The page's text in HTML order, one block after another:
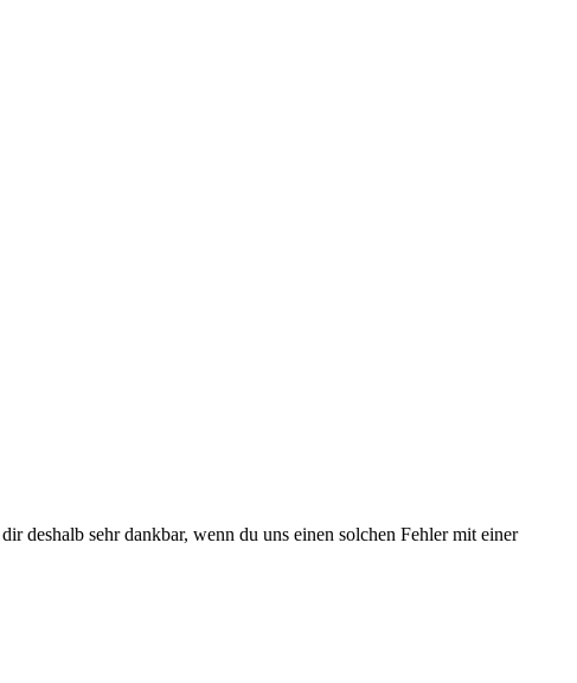
deshalb sehr dankbar, wenn du uns einen solchen Fehler mit einer